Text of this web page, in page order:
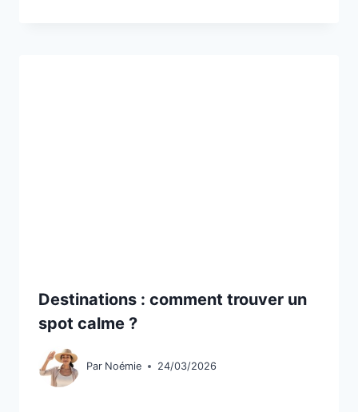
Destinations : comment trouver un
spot calme ?
Par Noémie 24/03/2026